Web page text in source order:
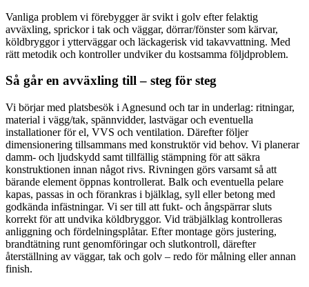
Vanliga problem vi förebygger är svikt i golv efter felaktig
avväxling, sprickor i tak och väggar, dörrar/fönster som kärvar,
köldbryggor i ytterväggar och läckagerisk vid takavvattning. Med
rätt metodik och kontroller undviker du kostsamma följdproblem.
Så går en avväxling till – steg för steg
Vi börjar med platsbesök i Agnesund och tar in underlag: ritningar,
material i vägg/tak, spännvidder, lastvägar och eventuella
installationer för el, VVS och ventilation. Därefter följer
dimensionering tillsammans med konstruktör vid behov. Vi planerar
damm- och ljudskydd samt tillfällig stämpning för att säkra
konstruktionen innan något rivs. Rivningen görs varsamt så att
bärande element öppnas kontrollerat. Balk och eventuella pelare
kapas, passas in och förankras i bjälklag, syll eller betong med
godkända infästningar. Vi ser till att fukt- och ångspärrar sluts
korrekt för att undvika köldbryggor. Vid träbjälklag kontrolleras
anliggning och fördelningsplåtar. Efter montage görs justering,
brandtätning runt genomföringar och slutkontroll, därefter
återställning av väggar, tak och golv – redo för målning eller annan
finish.